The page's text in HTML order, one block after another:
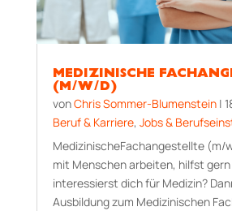
MEDIZINISCHE
(M/W/D)
vonChris Sommer-Blumenstein|
Beruf & Karriere, Jobs &
MedizinischeFachangestellte (m/
mit Menschen arbeiten, hilfst
interessierst dich für Medizin?
Ausbildung zum Medizinischen